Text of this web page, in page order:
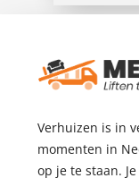
Verhuizen is in
momenten in
op je te staan.